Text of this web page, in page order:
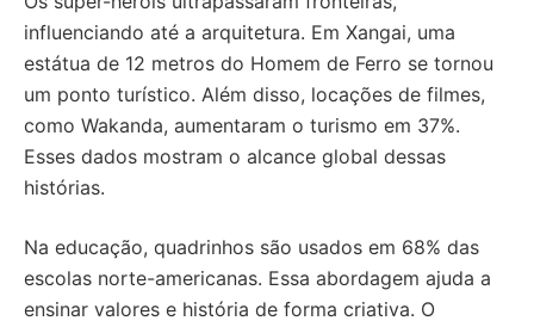
influenciando até a arquitetura. Em Xangai, uma
estátua de 12 metros do Homem de Ferro se tornou
um ponto turístico. Além disso, locações de filmes,
como Wakanda, aumentaram o turismo em 37%.
Esses dados mostram o alcance global dessas
histórias.
Na educação, quadrinhos são usados em 68% das
escolas norte-americanas. Essa abordagem ajuda a
ensinar valores e história de forma criativa. O